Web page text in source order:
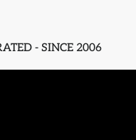
- SINCE 2006